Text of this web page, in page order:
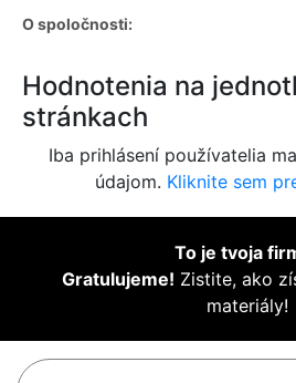
O spoločnosti:
Hodnotenia na
stránkach
Iba prihlásení používatelia
údajom. Kliknite sem
To je tvoja
Gratulujeme! Zistite, ako
materiály!